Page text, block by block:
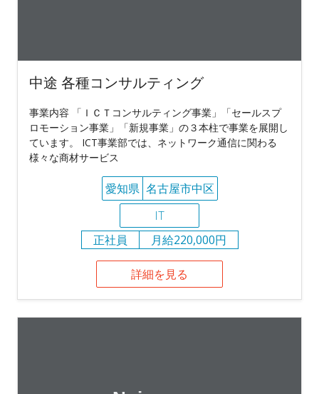
中途 各種コンサルティング
事業内容 「ＩＣＴコンサルティング事業」「セールスプ
ロモーション事業」「新規事業」の３本柱で事業を展開し
ています。 ICT事業部では、ネットワーク通信に関わる
様々な商材サービス
愛知県 名古屋市中区
IT
正社員
月給220,000円
詳細を見る